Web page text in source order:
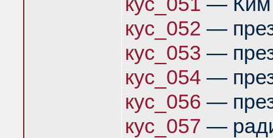
кус_052 —
кус_053 —
кус_054 —
кус_056 —
кус_057 —